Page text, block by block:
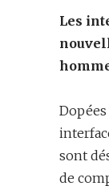
Les
sont
de